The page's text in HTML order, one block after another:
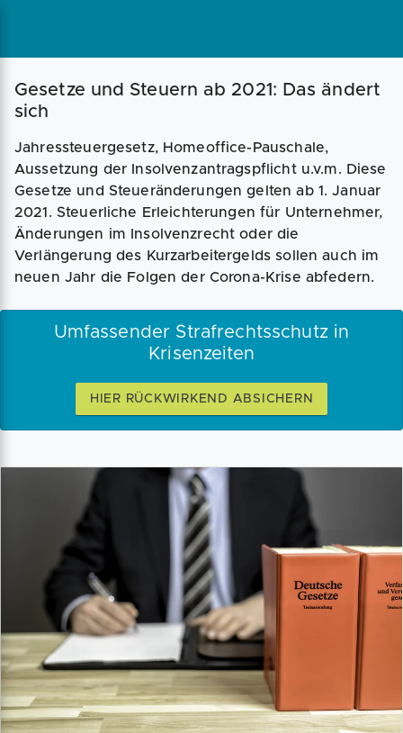
Magazin Businessplan Fördermittel
Gesetze und Steuern ab 2021: Das ändert
sich
Jahressteuergesetz, Homeoffice-Pauschale,
Aussetzung der Insolvenzantragspflicht u.v.m. Diese
Gesetze und Steueränderungen gelten ab 1. Januar
2021. Steuerliche Erleichterungen für Unternehmer,
Änderungen im Insolvenzrecht oder die
Verlängerung des Kurzarbeitergelds sollen auch im
neuen Jahr die Folgen der Corona-Krise abfedern.
Umfassender Strafrechtsschutz in
Krisenzeiten
HIER RÜCKWIRKEND ABSICHERN